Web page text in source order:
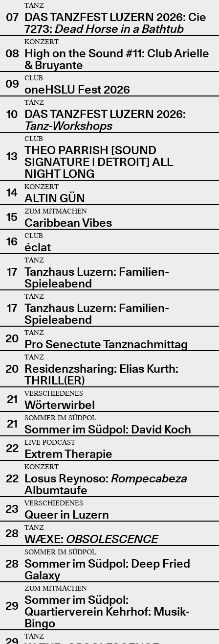
07
TANZ
DAS TANZFEST LUZERN 2026: Cie
7273: Dead Horse in a Bathtub
08
KONZERT
High on the Sound #11: Club Arielle
& Bruyante
09
CLUB
oneHSLU Fest 2026
10
TANZ
DAS TANZFEST LUZERN 2026:
Tanz-Workshops
13
CLUB
THEO PARRISH [SOUND
SIGNATURE | DETROIT] ALL
NIGHT LONG
14
KONZERT
ALTIN GÜN
15
ZUM MITMACHEN
Caribbean Vibes
16
CLUB
éclat
17
TANZ
Tanzhaus Luzern: Familien-
Spieleabend
17
TANZ
Tanzhaus Luzern: Familien-
Spieleabend
20
TANZ
Pro Senectute Tanznachmittag
20
TANZ
Residenzsharing: Elias Kurth:
THRILL(ER)
21
VERSCHIEDENES
Wörterwirbel
21
SOMMER IM SÜDPOL
Sommer im Südpol: David Koch
22
LIVE-PODCAST
Extrem Therapie
22
KONZERT
Losus Reynoso: Rompecabeza
Albumtaufe
23
VERSCHIEDENES
Queer in Luzern
28
TANZ
WÆXE: OBSOLESCENCE
28
SOMMER IM SÜDPOL
Sommer im Südpol: Deep Fried
Galaxy
29
ZUM MITMACHEN
Sommer im Südpol:
Quartierverein Kehrhof: Musik-
Bingo
TANZ